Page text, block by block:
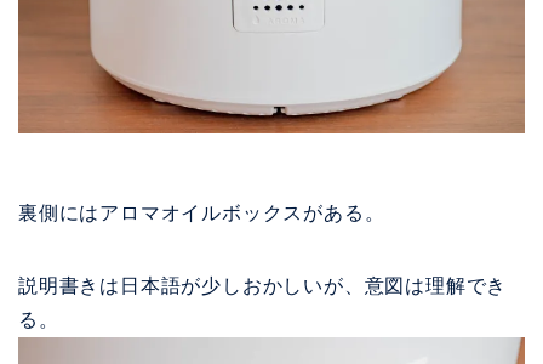
裏側にはアロマオイルボックスがある。
説明書きは日本語が少しおかしいが、意図は理解でき
る。